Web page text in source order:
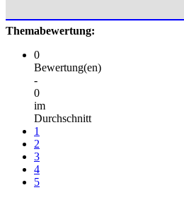
Themabewertung:
0
Bewertung(en)
-
0
im
Durchschnitt
1
2
3
4
5